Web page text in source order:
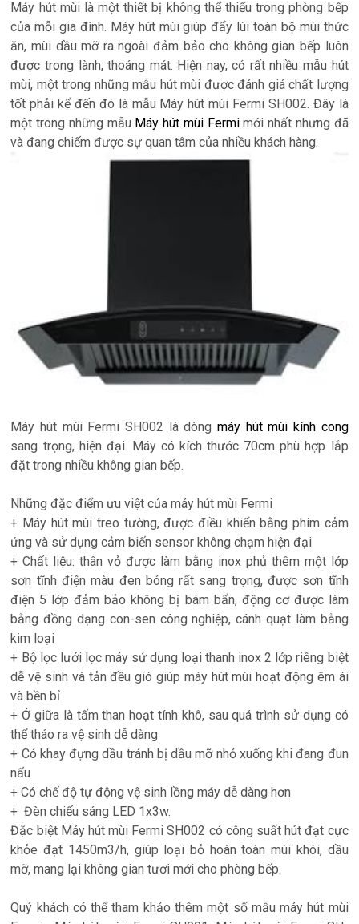
Máy hút mùi là một thiết bị không thể thiếu trong phòng bếp
của mỗi gia đình. Máy hút mùi giúp đẩy lùi toàn bộ mùi thức
ăn, mùi dầu mỡ ra ngoài đảm bảo cho không gian bếp luôn
được trong lành, thoáng mát. Hiện nay, có rất nhiều mẫu hút
mùi, một trong những mẫu hút mùi được đánh giá chất lượng
tốt phải kể đến đó là mẫu Máy hút mùi Fermi SH002. Đây là
một trong những mẫu Máy hút mùi Fermimới nhất nhưng đã
và đang chiếm được sự quan tâm của nhiều khách hàng.
Máy hút mùi Fermi SH002 là dòng máy hút mùi kính cong
sang trọng, hiện đại. Máy có kích thước 70cm phù hợp lắp
đặt trong nhiều không gian bếp.
Những đặc điểm ưu việt của máy hút mùi Fermi
+ Máy hút mùi treo tường, được điều khiển bằng phím cảm
ứng và sử dụng cảm biến sensor không chạm hiện đại
+ Chất liệu: thân vỏ được làm bằng inox phủ thêm một lớp
sơn tĩnh điện màu đen bóng rất sang trọng, được sơn tĩnh
điện 5 lớp đảm bảo không bị bám bẩn, động cơ được làm
bằng đồng dạng con-sen công nghiệp, cánh quạt làm bằng
kim loại
+ Bộ lọc lưới lọc máy sử dụng loại thanh inox 2 lớp riêng biệt
dễ vệ sinh và tản đều gió giúp máy hút mùi hoạt động êm ái
và bền bỉ
+ Ở giữa là tấm than hoạt tính khô, sau quá trình sử dụng có
thể tháo ra vệ sinh dễ dàng
+ Có khay đựng dầu tránh bị dầu mỡ nhỏ xuống khi đang đun
nấu
+ Có chế độ tự động vệ sinh lồng máy dễ dàng hơn
+ Đèn chiếu sáng LED 1x3w.
Đặc biệt Máy hút mùi Fermi SH002 có công suất hút đạt cực
khỏe đạt 1450m3/h, giúp loại bỏ hoàn toàn mùi khói, dầu
mỡ, mang lại không gian tươi mới cho phòng bếp.
Quý khách có thể tham khảo thêm một số mẫu máy hút mùi